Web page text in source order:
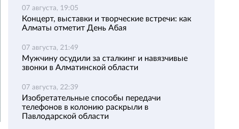
07 августа, 19:05
Концерт, выставки и творческие встречи: как
Алматы отметит День Абая
07 августа, 21:49
Мужчину осудили за сталкинг и навязчивые
звонки в Алматинской области
07 августа, 22:39
Изобретательные способы передачи
телефонов в колонию раскрыли в
Павлодарской области